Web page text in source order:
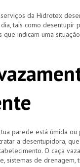
serviços da Hidrotex
tais como desentupir
que indicam uma
parede está úmida
a desentupidora,
O caça
sistemas de